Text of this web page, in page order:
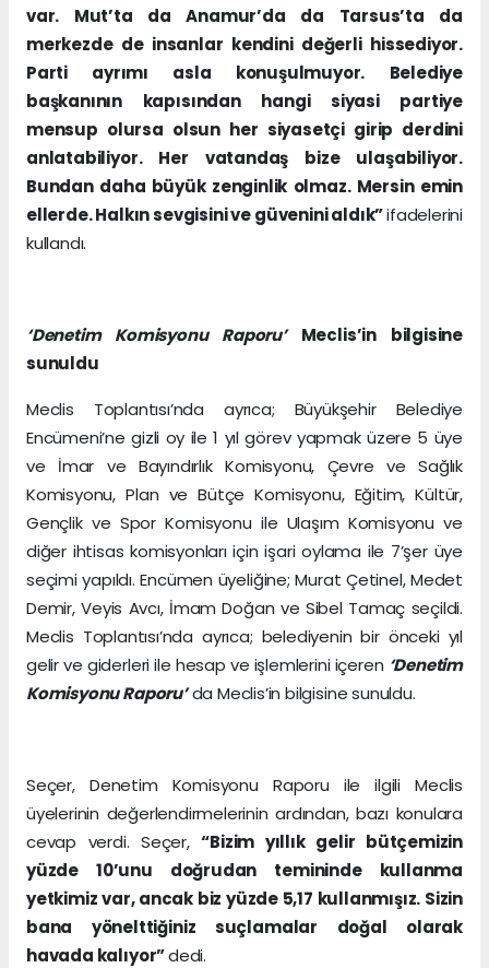
var. Mut’ta da Anamur’da da Tarsus’ta da
merkezde de insanlar kendini değerli hissediyor.
Parti ayrımı asla konuşulmuyor. Belediye
başkanının kapısından hangi siyasi partiye
mensup olursa olsun her siyasetçi girip derdini
anlatabiliyor. Her vatandaş bize ulaşabiliyor.
Bundan daha büyük zenginlik olmaz. Mersin emin
ellerde. Halkın sevgisini ve güvenini aldık”ifadelerini
kullandı.
‘Denetim Komisyonu Raporu’Meclis’in bilgisine
sunuldu
Meclis Toplantısı’nda ayrıca; Büyükşehir Belediye
Encümeni’ne gizli oy ile 1 yıl görev yapmak üzere 5 üye
ve İmar ve Bayındırlık Komisyonu, Çevre ve Sağlık
Komisyonu, Plan ve Bütçe Komisyonu, Eğitim, Kültür,
Gençlik ve Spor Komisyonu ile Ulaşım Komisyonu ve
diğer ihtisas komisyonları için işari oylama ile 7’şer üye
seçimi yapıldı. Encümen üyeliğine; Murat Çetinel, Medet
Demir, Veyis Avcı, İmam Doğan ve Sibel Tamaç seçildi.
Meclis Toplantısı’nda ayrıca; belediyenin bir önceki yıl
gelir ve giderleri ile hesap ve işlemlerini içeren ‘Denetim
Komisyonu Raporu’da Meclis’in bilgisine sunuldu.
Seçer, Denetim Komisyonu Raporu ile ilgili Meclis
üyelerinin değerlendirmelerinin ardından, bazı konulara
cevap verdi. Seçer,“Bizim yıllık gelir bütçemizin
yüzde 10’unu doğrudan temininde kullanma
yetkimiz var, ancak biz yüzde 5,17 kullanmışız. Sizin
bana yönelttiğiniz suçlamalar doğal olarak
havada kalıyor”dedi.